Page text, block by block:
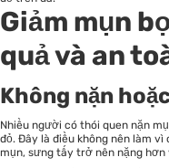
Giảm mụn
quả và an
Không nặn
Nhiều người có thói quen nặn
đỏ. Đây là điều không nên làm
mụn, sưng tấy trở nên nặng hơn